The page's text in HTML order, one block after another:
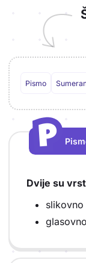
Pismo
P
P
Dvije su
slikovno